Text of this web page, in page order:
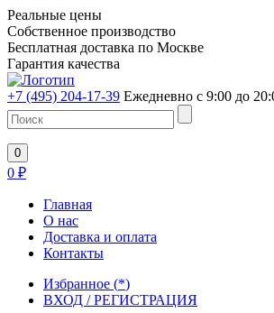
Реальные цены
Собственное производство
Бесплатная доставка по Москве
Гарантия качества
+7 (495) 204-17-39 Ежедневно с 9:00 до
0
0 ₽
Главная
О нас
Доставка и оплата
Контакты
Избранное (*)
ВХОД / РЕГИСТРАЦИЯ